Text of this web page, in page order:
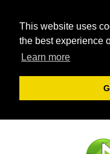
This website uses
the best experience
Learn more